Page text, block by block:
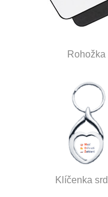
Rohožka
Klíčenka